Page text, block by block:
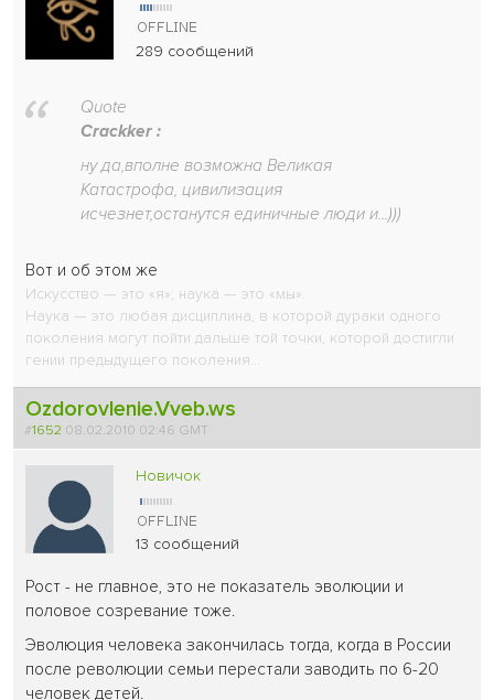
289 сообщений
Quote
Crackker :
ну да,вполне возможна Великая
Катастрофа, цивилизация
исчезнет,останутся единичные люди и...)))
Вот и об этом же
Искусство — это «я»; наука — это «мы».
Наука — это любая дисциплина, в которой дураки одного
поколения могут пойти дальше той точки, которой достигли
гении предыдущего поколения...
Ozdorovlenie.Vveb.ws
#1652 08.02.2010 02:46 GMT
Новичок
13 сообщений
Рост - не главное, это не показатель эволюции и
половое созревание тоже.
Эволюция человека закончилась тогда, когда в России
после революции семьи перестали заводить по 6-20
человек детей.